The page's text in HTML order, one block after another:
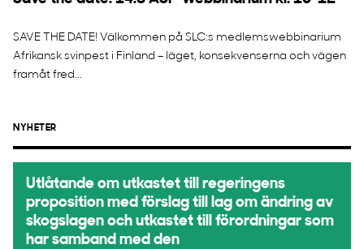
SAVE THE DATE! Välkommen på SLC:s medlemswebbinarium
Afrikansk svinpest i Finland – läget, konsekvenserna och vägen
framåt fred...
NYHETER
Utlåtande om utkastet till regeringens
proposition med förslag till lag om ändring av
skogslagen och utkastet till förordningar som
har samband med den